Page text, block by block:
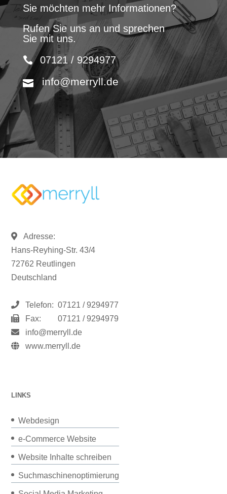
Sie möchten mehr Informationen?
Rufen Sie uns an und sprechen
Sie mit uns.
07121 / 9294977
info@merryll.de
Adresse:
Hans-Reyhing-Str. 43/4
72762 Reutlingen
Deutschland
Telefon: 07121 / 9294977
Fax:
07121 / 9294979
info@merryll.de
www.merryll.de
LINKS
Webdesign
e-Commerce Website
Website Inhalte schreiben
Suchmaschinenoptimierung